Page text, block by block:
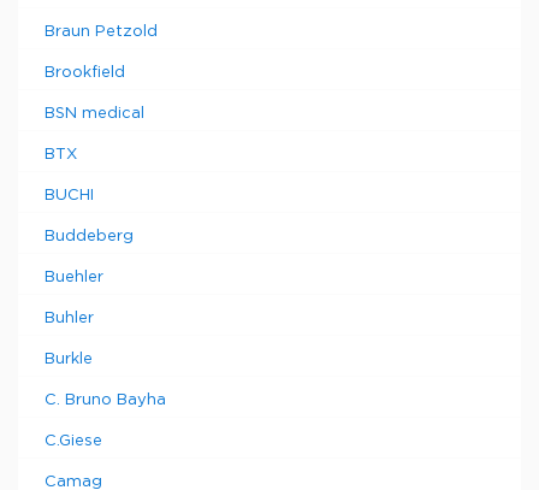
Braun Petzold
Brookfield
BSN medical
BTX
BUCHI
Buddeberg
Buehler
Buhler
Burkle
C. Bruno Bayha
C.Giese
Camag